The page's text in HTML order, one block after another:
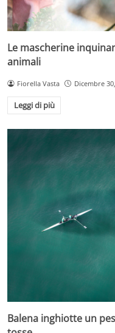
Le mascherine
animali
Fiorella Vasta Dicembre
Leggi di più
Balena inghiotte un